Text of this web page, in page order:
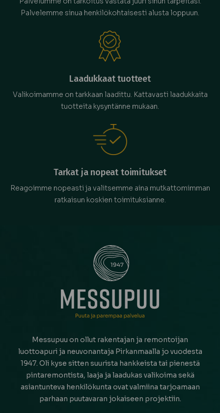
Palvelemme sinua henkilökohtaisesti alusta loppuun.
Laadukkaat tuotteet
Valikoimamme on tarkkaan laadittu. Kattavasti laadukkaita
tuotteita kysyntänne mukaan.
Tarkat ja nopeat toimitukset
Reagoimme nopeasti ja valitsemme aina mutkattomimman
ratkaisun koskien toimituksianne.
Messupuu on ollut rakentajan ja remontoijan
luottoapuri ja neuvonantaja Pirkanmaalla jo vuodesta
1947. Oli kyse sitten suurista hankkeista tai pienestä
pintaremontista, laaja ja laadukas valikoima sekä
asiantunteva henkilökunta ovat valmiina tarjoamaan
parhaan puutavaran jokaiseen projektiin.